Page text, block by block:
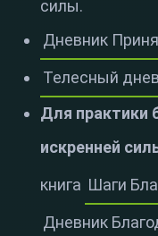
силы.
Дневник
Телесный
Для практики
искренней
книга Шаги
Дневник